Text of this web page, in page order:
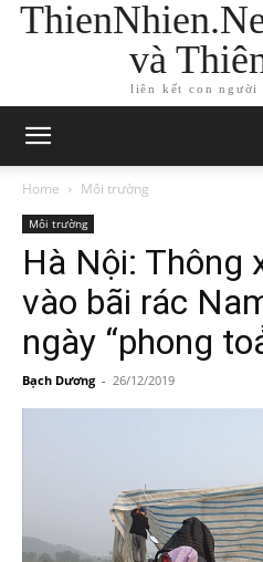
và
liên kết con người
Home Môi trường
Môi trường
Hà Nội: Thông
vào bãi rác
ngày “phong
Bạch Dương - 26/12/2019